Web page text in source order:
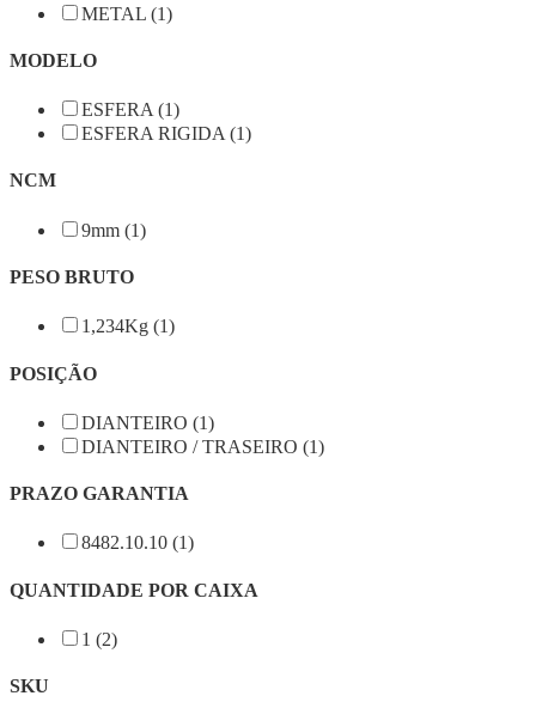
METAL (1)
MODELO
ESFERA (1)
ESFERA RIGIDA (1)
NCM
9mm (1)
PESO BRUTO
1,234Kg (1)
POSIÇÃO
DIANTEIRO (1)
DIANTEIRO / TRASEIRO (1)
PRAZO GARANTIA
8482.10.10 (1)
QUANTIDADE POR CAIXA
1 (2)
SKU